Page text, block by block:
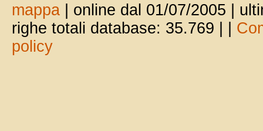
mappa | online dal 01/07/2005 |
righe totali database: 35.769 |
policy